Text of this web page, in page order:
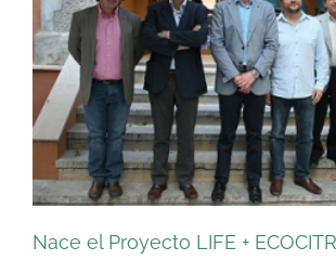
Nace el Proyecto LIFE +